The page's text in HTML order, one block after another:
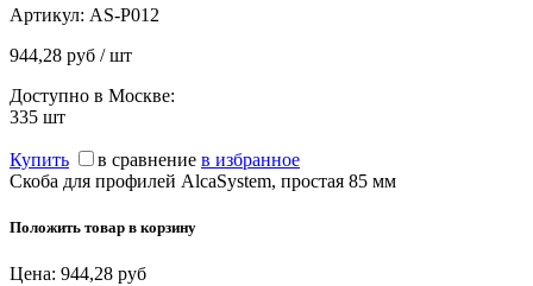
Артикул: AS-P012
944,28 руб / шт
Доступно в Москве:
335 шт
Купить в сравнение в избранное
Скоба для профилей AlcaSystem, простая 85 мм
Положить товар в корзину
Цена: 944,28 руб